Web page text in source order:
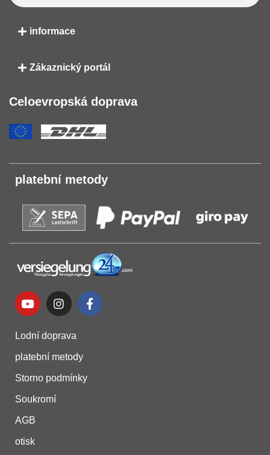
informace
Zákaznický portál
Celoevropská doprava
platební metody
Lodní doprava
platební metody
Storno podmínky
Soukromí
AGB
otisk